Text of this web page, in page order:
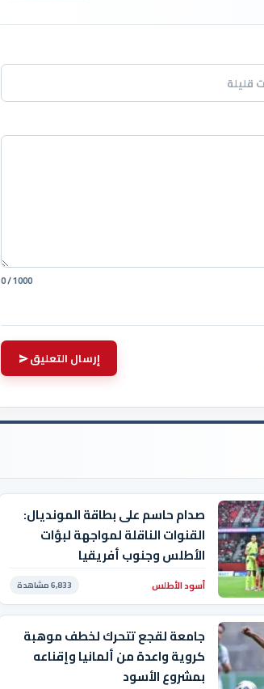
0 / 1000
إرسال التعليق
صدام حاسم على بطاقة المونديال:
القنوات الناقلة لمواجهة لبؤات
الأطلس وجنوب أفريقيا
أسود الأطلس 6,833 مشاهدة
جامعة لقجع تتحرك لخطف موهبة
كروية واعدة من ألمانيا وإقناعه
بمشروع الأسود